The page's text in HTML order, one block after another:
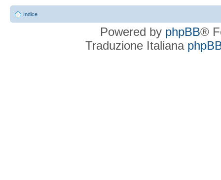
Indice
Powered by phpBB®
Traduzione Italiana